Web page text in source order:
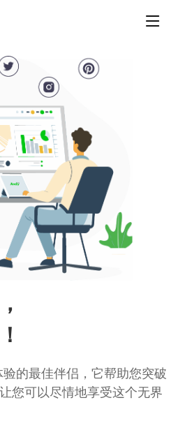
的最佳伴侣，它帮助您突破
您可以尽情地享受这个无界